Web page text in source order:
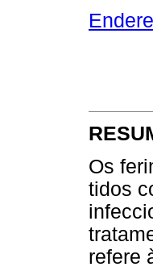
Os
tidos
refere